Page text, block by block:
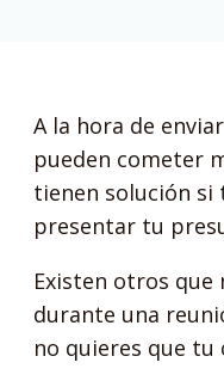
A la hora de
pueden cometer
tienen solución si
presentar tu
Existen otros que
durante una
no quieres que tu